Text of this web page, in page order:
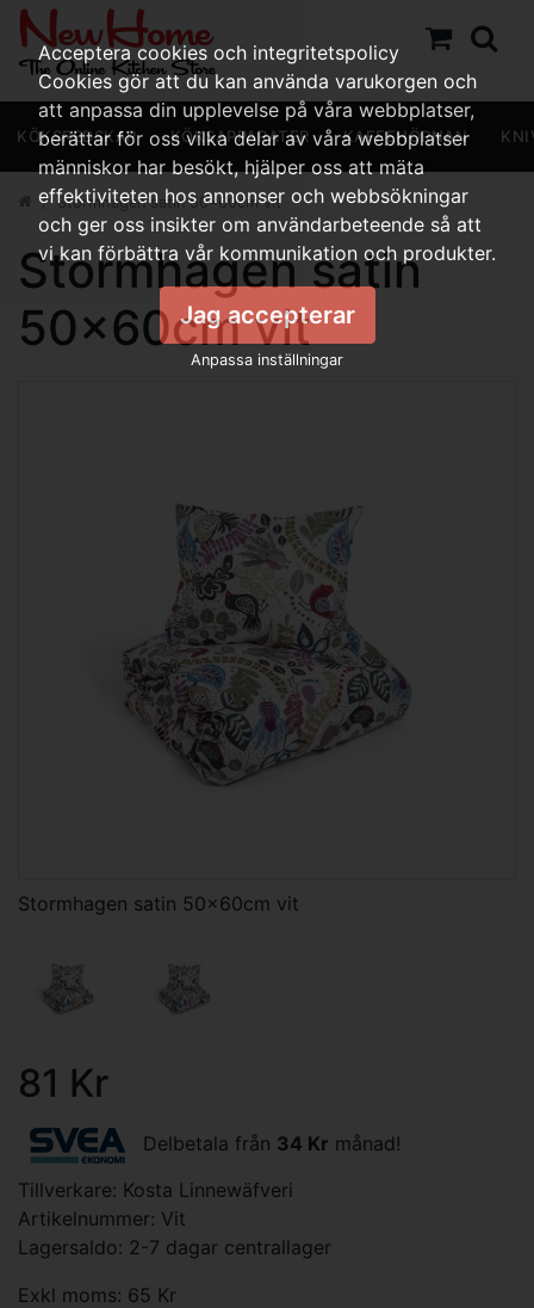
KÖKSREDSKAP KÖKSAPPARATER KAFFEHÖRNAN
Stormhagen satin 50x60cm vit
Stormhagen satin
50x60cm vit
Stormhagen satin 50x60cm vit
81 Kr
Delbetala från 34 Kr månad!
Tillverkare: Kosta Linnewäfveri
Artikelnummer: Vit
Lagersaldo: 2-7 dagar centrallager
Exkl moms: 65 Kr
Acceptera cookies och integritetspolicy
Cookies gör att du kan använda varukorgen och
att anpassa din upplevelse på våra webbplatser,
berättar för oss vilka delar av våra webbplatser
människor har besökt, hjälper oss att mäta
effektiviteten hos annonser och webbsökningar
och ger oss insikter om användarbeteende så att
vi kan förbättra vår kommunikation och produkter.
Jag accepterar
Anpassa inställningar